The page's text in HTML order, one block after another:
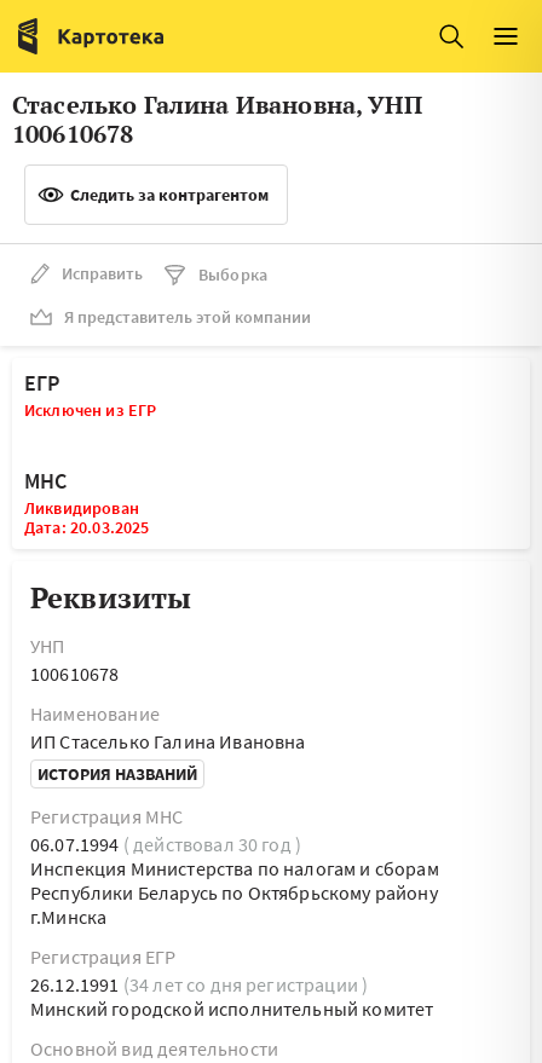
Италия
Люксембург
Литва
Латвия
Словения
Франция
Швеция
Мальта
Стаселько Галина Ивановна, УНП
100610678
Следить за контрагентом
Исправить
Выборка
Я представитель этой компании
ЕГР
Исключен из ЕГР
МНС
Ликвидирован
Дата: 20.03.2025
Реквизиты
УНП
100610678
Наименование
ИП Стаселько Галина Ивановна
ИСТОРИЯ НАЗВАНИЙ
Регистрация МНС
06.07.1994 ( действовал 30 год )
Инспекция Министерства по налогам и сборам
Республики Беларусь по Октябрьскому району
г.Минска
Регистрация ЕГР
26.12.1991 (34 лет со дня регистрации )
Минский городской исполнительный комитет
Основной вид деятельности